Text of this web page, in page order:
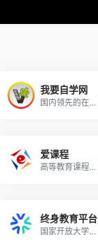
我要自学网
国内领先的在线实用技能视频学习平台
爱课程
高等教育课程资源共享平台
终身教育平台
国家开放大学推出的全民终身教育平台